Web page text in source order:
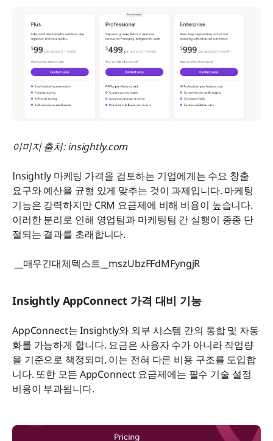
이미지 출처: insightly.com
Insightly 마케팅 가격을 검토하는 기업에게는 수요 창출
요구와 예산을 균형 있게 맞추는 것이 과제입니다. 마케팅
기능은 강력하지만 CRM 요금제에 비해 비용이 높습니다.
이러한 분리로 인해 영업팀과 마케팅팀 간 실행이 종종 단
절되는 결과를 초래합니다.
__매우긴대체텍스트__mszUbzFFdMFyngjR
Insightly AppConnect 가격 대비 기능
AppConnect는 Insightly와 외부 시스템 간의 통합 및 자동
화를 가능하게 합니다. 요금은 사용자 수가 아니라 작업량
을 기준으로 책정되며, 이는 전혀 다른 비용 구조를 도입합
니다. 또한 모든 AppConnect 요금제에는 필수 기술 설정
비용이 부과됩니다.